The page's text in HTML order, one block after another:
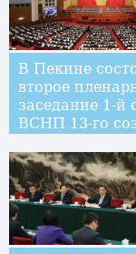
В Пекине
второе
заседание 1-й
ВСНП 13-го